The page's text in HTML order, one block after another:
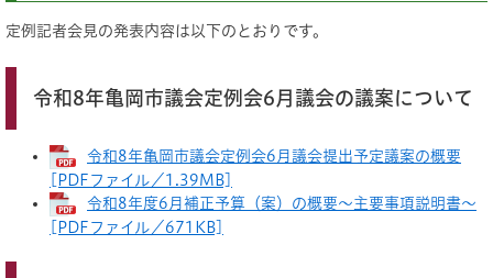
​定例記者会見の発表内容は以下のとおりです。
令和8年亀岡市議会定例会6月議会の議案について
令和8年亀岡市議会定例会6月議会提出予定議案の概要
[PDFファイル／1.39MB]
令和8年度6月補正予算（案）の概要～主要事項説明書～
[PDFファイル／671KB]